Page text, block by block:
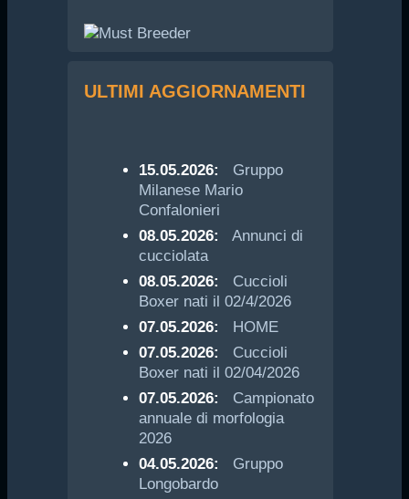
ULTIMI AGGIORNAMENTI
15.05.2026:
Gruppo
Milanese Mario
Confalonieri
08.05.2026:
Annunci di
cucciolata
08.05.2026:
Cuccioli
Boxer nati il 02/4/2026
07.05.2026:
HOME
07.05.2026:
Cuccioli
Boxer nati il 02/04/2026
07.05.2026:
Campionato
annuale di morfologia
2026
04.05.2026:
Gruppo
Longobardo